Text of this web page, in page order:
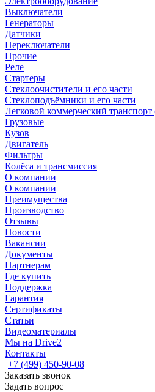
Выключатели
Генераторы
Датчики
Переключатели
Прочие
Реле
Стартеры
Стеклоочистители и его части
Стеклоподъёмники и его части
Легковой коммерческий
Грузовые
Кузов
Двигатель
Фильтры
Колёса и трансмиссия
О компании
О компании
Преимущества
Производство
Отзывы
Новости
Вакансии
Документы
Партнерам
Где купить
Поддержка
Гарантия
Сертификаты
Статьи
Видеоматериалы
Мы на Drive2
Контакты
+7 (499) 450-90-08
Заказать звонок
Задать вопрос